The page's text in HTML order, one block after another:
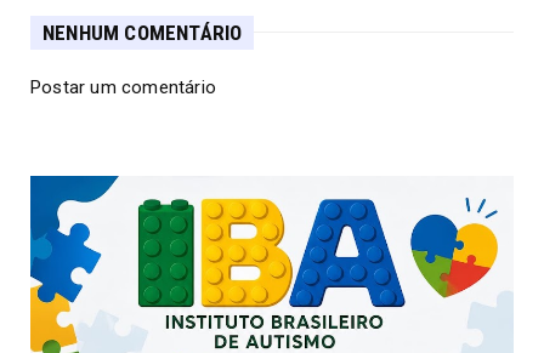
NENHUM COMENTÁRIO
Postar um comentário